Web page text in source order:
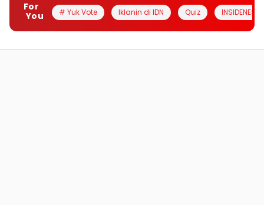
For
You
# Yuk Vote Iklanin di IDN Quiz INSIDENESIA